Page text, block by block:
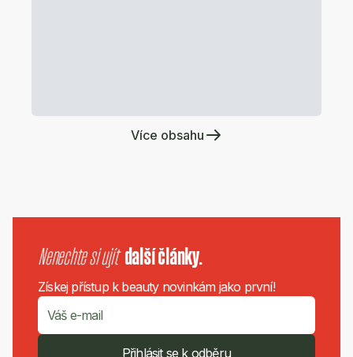
Více obsahu
Nenechte si ujít další články.
Získej přístup k beauty novinkám jako první!
Přihlásit se k odběru